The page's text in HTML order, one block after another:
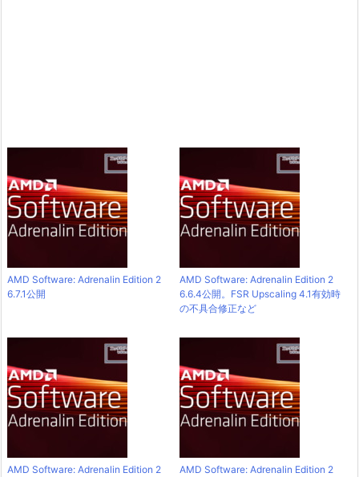
AMD Software: Adrenalin Edition 2
6.7.1公開
AMD Software: Adrenalin Edition 2
6.6.4公開。FSR Upscaling 4.1有効時
の不具合修正など
AMD Software: Adrenalin Edition 2
AMD Software: Adrenalin Edition 2